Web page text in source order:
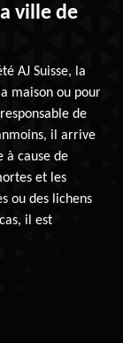
ville de
AJ Suisse, la
maison ou pour
de
il arrive
à cause de
et les
ou des lichens
il est